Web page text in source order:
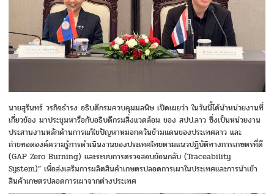
นายสุรินทร์ วรกิจธำรง อธิบดีกรมควบคุมมลพิษ เปิดเผยว่า ในวันนี้ได้นำหน่วยงานที่
เกี่ยวข้อง มาประชุมหารือกับอธิบดีกรมสิ่งแวดล้อม ของ สปป.ลาว ซึ่งเป็นหน่วยงาน
ประสานงานหลักด้านการแก้ไขปัญหาหมอกควันข้ามแดนของประเทศลาว และ
ถ่ายทอดองค์ความรู้การดำเนินงานของประเทศไทยตามแนวปฏิบัติทางการเกษตรที่ดี
(GAP Zero Burning) และระบบการตรวจสอบย้อนกลับ (Traceability
System)” เพื่อส่งเสริมการผลิตสินค้าเกษตรปลอดการเผาในประเทศและการนำเข้า
สินค้าเกษตรปลอดการเผาจากต่างประเทศ